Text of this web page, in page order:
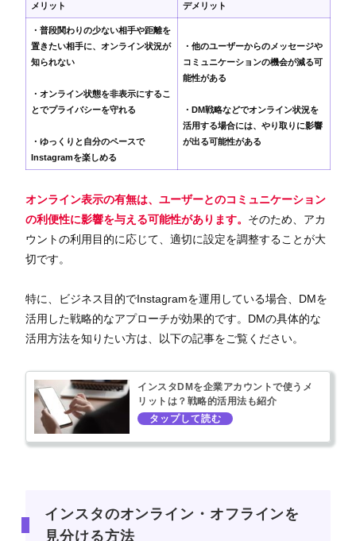
メリット デメリット
・普段関わりの少ない相手や距離を
置きたい相手に、オンライン状況が
知られない
・オンライン状態を非表示にするこ
とでプライバシーを守れる
・ゆっくりと自分のペースで
Instagramを楽しめる
・他のユーザーからのメッセージや
コミュニケーションの機会が減る可
能性がある
・DM戦略などでオンライン状況を
活用する場合には、やり取りに影響
が出る可能性がある
オンライン表示の有無は、ユーザーとのコミュニケーション
の利便性に影響を与える可能性があります。 そのため、アカ
ウントの利用目的に応じて、適切に設定を調整することが大
切です。
特に、ビジネス目的でInstagramを運用している場合、DMを
活用した戦略的なアプローチが効果的です。DMの具体的な
活用方法を知りたい方は、以下の記事をご覧ください。
インスタDMを企業アカウントで使うメ
リットは？戦略的活用法も紹介
インスタのオンライン・オフラインを
見分ける方法